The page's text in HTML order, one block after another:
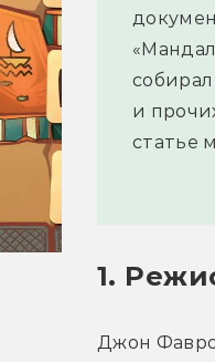
и
статье
1.
Джон Фавро